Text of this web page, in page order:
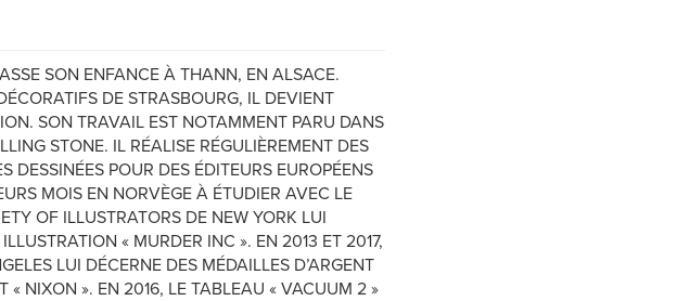
SON ENFANCE À THANN, EN ALSACE.
DE STRASBOURG, IL DEVIENT
SON TRAVAIL EST NOTAMMENT PARU DANS
STONE. IL RÉALISE RÉGULIÈREMENT DES
POUR DES ÉDITEURS EUROPÉENS
MOIS EN NORVÈGE À ÉTUDIER AVEC LE
OF ILLUSTRATORS DE NEW YORK LUI
« MURDER INC ». EN 2013 ET 2017,
LUI DÉCERNE DES MÉDAILLES D’ARGENT
« NIXON ». EN 2016, LE TABLEAU « VACUUM 2 »